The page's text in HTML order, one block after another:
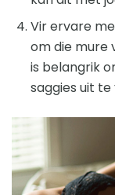
Vir ervare
om die mure
is belangrik
saggies uit te